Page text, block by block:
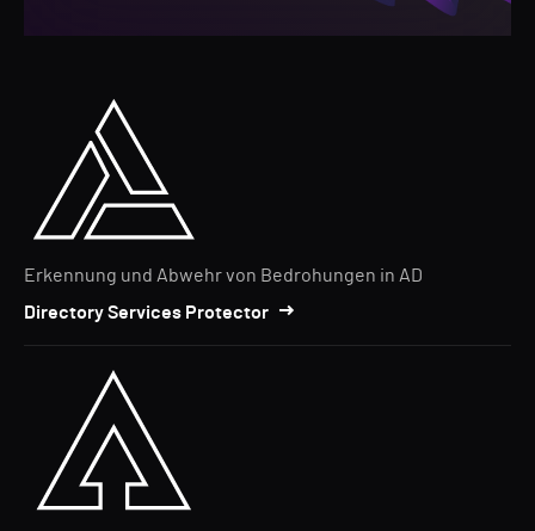
Erkennung und Abwehr von Bedrohungen in AD
Directory Services Protector